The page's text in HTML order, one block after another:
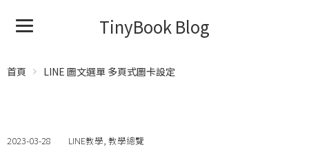
TinyBook Blog
首頁 LINE 圖文選單 多頁式圖卡設定
2023-03-28 LINE教學, 教學總覽